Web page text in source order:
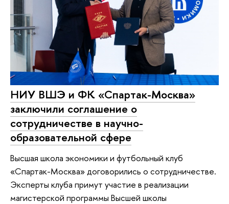
НИУ ВШЭ и ФК «Спартак-Москва»
заключили соглашение о
сотрудничестве в научно-
образовательной сфере
Высшая школа экономики и футбольный клуб
«Спартак-Москва» договорились о сотрудничестве.
Эксперты клуба примут участие в реализации
магистерской программы Высшей школы